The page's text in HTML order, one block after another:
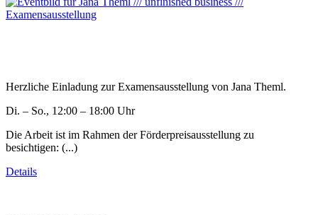
Herzliche Einladung zur Examensausstellung von Jana Theml.
Di. – So., 12:00 – 18:00 Uhr
Die Arbeit ist im Rahmen der Förderpreisausstellung zu
besichtigen: (...)
Details